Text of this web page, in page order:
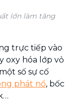
lớn làm tăng
trực tiếp vào
oxy hóa lớp vỏ
số sự cố
phát nổ, bốc